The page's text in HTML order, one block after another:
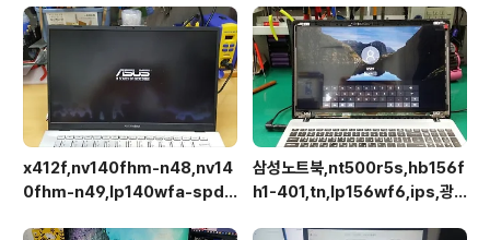
BOE NE160QDM-NY3 기판뒤로접힘 40핀 2560x16
00 ..
x412f,nv140fhm-n48,nv14
0fhm-n49,lp140wfa-spd1,
삼성노트북,nt500r5s,hb156f
h1-401,tn,lp156wf6,ips,광